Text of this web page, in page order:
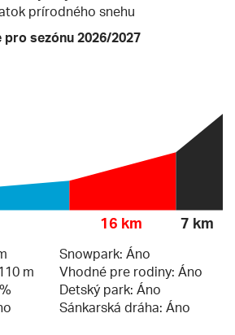
prírodného snehu
sezónu 2026/2027
16 km 7 km
m
Snowpark: Áno
Vhodné pre rodiny: Áno
Detský park: Áno
Sánkarská dráha: Áno